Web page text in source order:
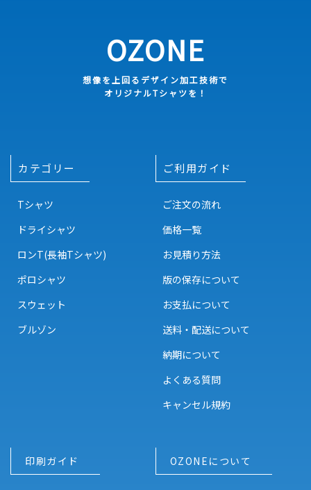
OZONE
想像を上回るデザイン加工技術で
オリジナルTシャツを！
カテゴリー
Tシャツ
ドライシャツ
ロンT(長袖Tシャツ)
ポロシャツ
スウェット
ブルゾン
ご利用ガイド
ご注文の流れ
価格一覧
お見積り方法
版の保存について
お支払について
送料・配送について
納期について
よくある質問
キャンセル規約
印刷ガイド OZONEについて